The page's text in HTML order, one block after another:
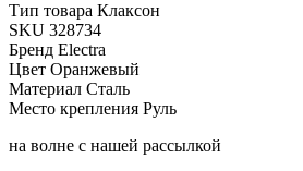
Тип товара Клаксон
SKU 328734
Бренд Electra
Цвет Оранжевый
Материал Сталь
Место крепления Руль
на волне с нашей рассылкой